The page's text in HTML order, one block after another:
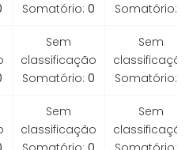
Somatório: 0
Somatório:
Sem
classificação
Somatório: 0
Sem
classificação
Somatório:
Sem
classificação
Sem
classificação